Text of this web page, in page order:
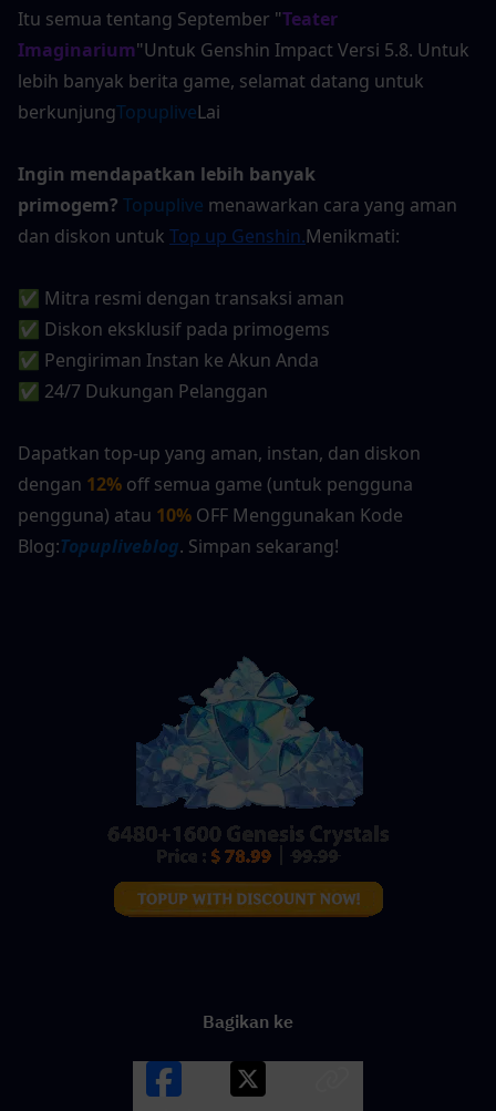
Itu semua tentang September "Teater
Imaginarium"Untuk Genshin Impact Versi 5.8. Untuk
lebih banyak berita game, selamat datang untuk
berkunjungTopupliveLai
Ingin mendapatkan lebih banyak
primogem? Topuplive menawarkan cara yang aman
dan diskon untuk Top up Genshin.Menikmati:
✅ Mitra resmi dengan transaksi aman
✅ Diskon eksklusif pada primogems
✅ Pengiriman Instan ke Akun Anda
✅ 24/7 Dukungan Pelanggan
Dapatkan top-up yang aman, instan, dan diskon
dengan 12% off semua game (untuk pengguna
pengguna) atau 10% OFF Menggunakan Kode
Blog:Topupliveblog. Simpan sekarang!
Bagikan ke